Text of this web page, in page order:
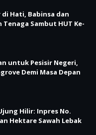
Hati, Babinsa dan
Sambut HUT Ke-
untuk Pesisir Negeri,
Demi Masa Depan
Hilir: Inpres No.
Hektare Sawah Lebak